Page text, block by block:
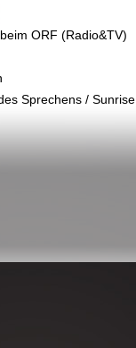
ORF (Radio&TV)
Sprechens / Sunrise